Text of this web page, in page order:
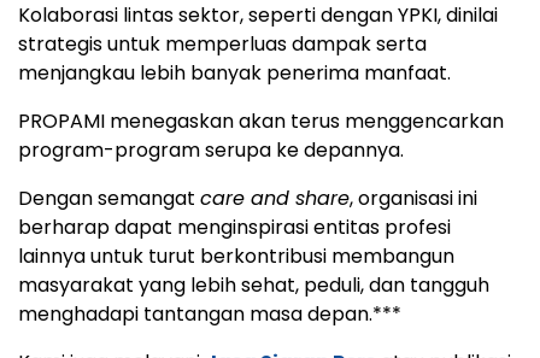
Kolaborasi lintas sektor, seperti dengan YPKI, dinilai
strategis untuk memperluas dampak serta
menjangkau lebih banyak penerima manfaat.
PROPAMI menegaskan akan terus menggencarkan
program-program serupa ke depannya.
Dengan semangat care and share, organisasi ini
berharap dapat menginspirasi entitas profesi
lainnya untuk turut berkontribusi membangun
masyarakat yang lebih sehat, peduli, dan tangguh
menghadapi tantangan masa depan.***